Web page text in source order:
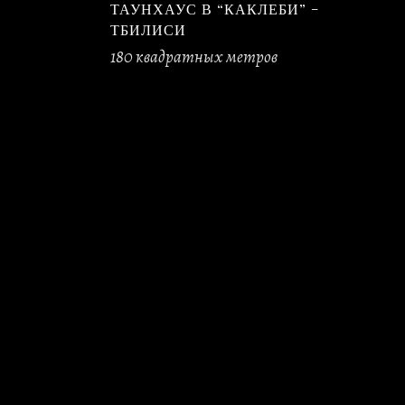
ТАУНХАУС В “КАКЛЕБИ” –
ТБИЛИСИ
180 квадратных метров